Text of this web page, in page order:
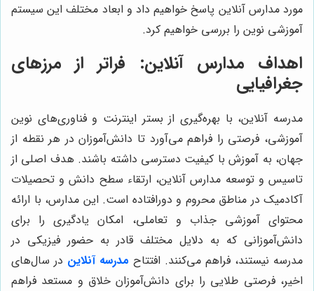
مورد مدارس آنلاین پاسخ خواهیم داد و ابعاد مختلف این سیستم
آموزشی نوین را بررسی خواهیم کرد.
اهداف مدارس آنلاین: فراتر از مرزهای
جغرافیایی
مدرسه آنلاین، با بهره‌گیری از بستر اینترنت و فناوری‌های نوین
آموزشی، فرصتی را فراهم می‌آورد تا دانش‌آموزان در هر نقطه از
جهان، به آموزش با کیفیت دسترسی داشته باشند. هدف اصلی از
تاسیس و توسعه مدارس آنلاین، ارتقاء سطح دانش و تحصیلات
آکادمیک در مناطق محروم و دورافتاده است. این مدارس، با ارائه
محتوای آموزشی جذاب و تعاملی، امکان یادگیری را برای
دانش‌آموزانی که به دلایل مختلف قادر به حضور فیزیکی در
مدرسه نیستند، فراهم می‌کنند. افتتاح مدرسه آنلاین در سال‌های
اخیر، فرصتی طلایی را برای دانش‌آموزان خلاق و مستعد فراهم